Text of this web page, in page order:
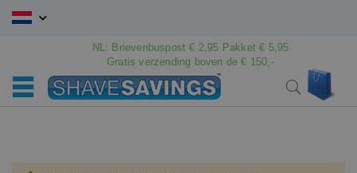
Ga
NL: Brievenbuspost € 2,95 Pakket € 5,95
Gratis verzending boven de € 150,-
Search